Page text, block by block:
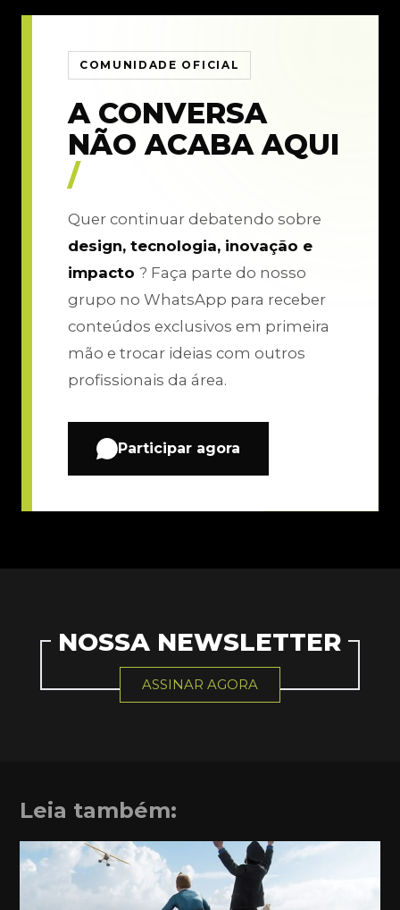
COMUNIDADE OFICIAL
A CONVERSA
NÃO ACABA AQUI
/
Quer continuar debatendo sobre
design, tecnologia, inovação e
impacto ? Faça parte do nosso
grupo no WhatsApp para receber
conteúdos exclusivos em primeira
mão e trocar ideias com outros
profissionais da área.
Participar agora
NOSSA NEWSLETTER
ASSINAR AGORA
Leia também: